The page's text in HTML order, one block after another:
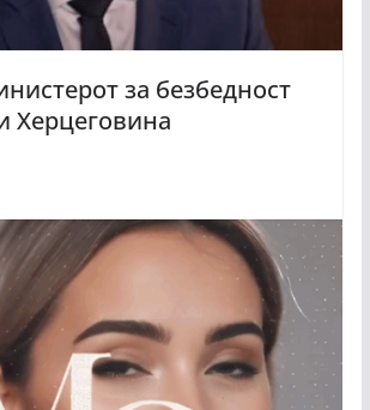
за безбедност
Херцеговина